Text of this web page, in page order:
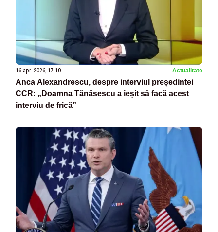
16 apr. 2026, 17:10 Actualitate
Anca Alexandrescu, despre interviul președintei
CCR: „Doamna Tănăsescu a ieșit să facă acest
interviu de frică”